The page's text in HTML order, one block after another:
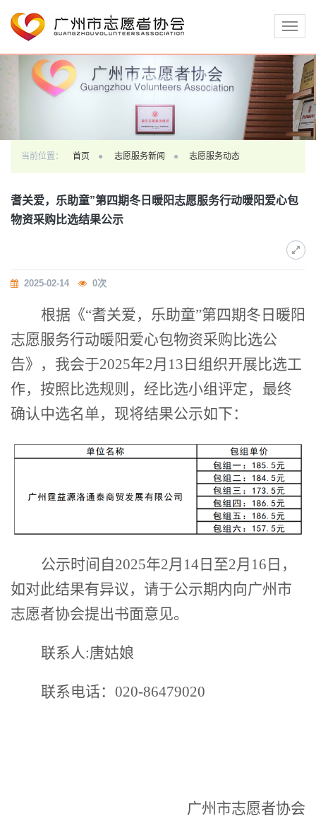
切
换
航
当前位置： 首页 志愿服务新闻 志愿服务动态
耆关爱，乐助童”第四期冬日暖阳志愿服务行动暖阳爱心包
物资采购比选结果公示
2025-02-14 0次
根据《“耆关爱，乐助童”第四期冬日暖阳
志愿服务行动暖阳爱心包物资采购比选公
告》，我会于2025年2月13日组织开展比选工
作，按照比选规则，经比选小组评定，最终
确认中选名单，现将结果公示如下：
公示时间自2025年2月14日至2月16日，
如对此结果有异议， 请于公示期内向广州市
志愿者协会提出书面意见。
联系人:唐姑娘
联系电话： 020-86479020
广州市志愿者协会